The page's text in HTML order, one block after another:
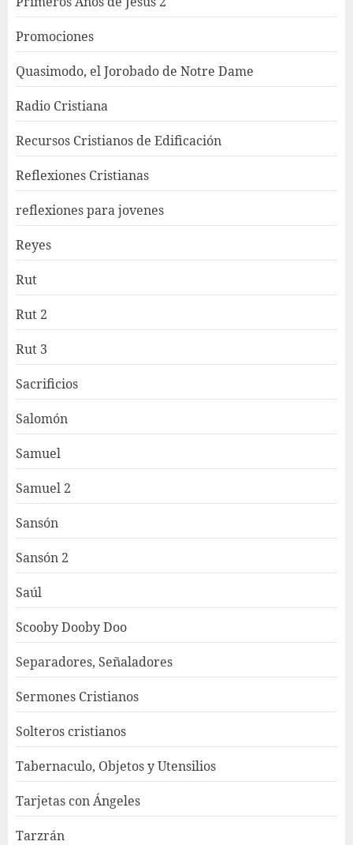
Promociones
Quasimodo, el Jorobado de Notre Dame
Radio Cristiana
Recursos Cristianos de Edificación
Reflexiones Cristianas
reflexiones para jovenes
Reyes
Rut
Rut 2
Rut 3
Sacrificios
Salomón
Samuel
Samuel 2
Sansón
Sansón 2
Saúl
Scooby Dooby Doo
Separadores, Señaladores
Sermones Cristianos
Solteros cristianos
Tabernaculo, Objetos y Utensilios
Tarjetas con Ángeles
Tarzrán